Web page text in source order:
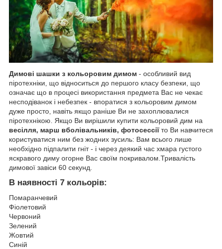
Димові шашки з кольоровим димом - особливий вид
піротехніки, що відноситься до першого класу безпеки, що
означає що в процесі використання предмета Вас не чекає
несподіванок і небезпек - впоратися з кольоровим димом
дуже просто, навіть якщо раніше Ви не захоплювалися
піротехнікою. Якщо Ви вирішили купити кольоровий дим на
весілля, марш вболівальників, фотосессіїто Ви навчитеся
користуватися ним без жодних зусиль: Вам всього лише
необхідно підпалити гніт - і через деякий час хмара густого
яскравого диму огорне Вас своїм покривалом.Тривалість
димової завіси 60 секунд.
В наявності 7 кольорів:
Помаранчевий
Фіолетовий
Червоний
Зелений
Жовтий
Синій